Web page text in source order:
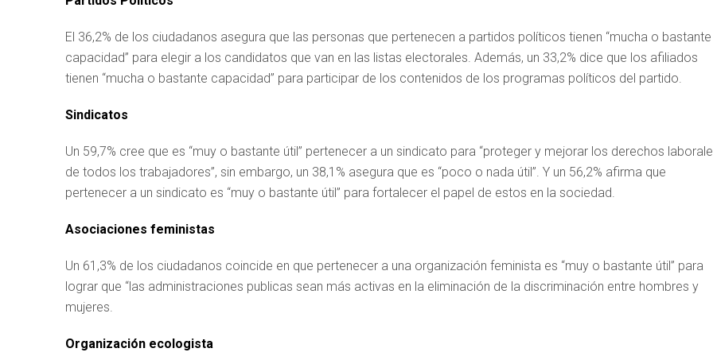
El 36,2% de los ciudadanos asegura que las personas que pertenecen a partidos políticos tienen “mucha o bastante
capacidad” para elegir a los candidatos que van en las listas electorales. Además, un 33,2% dice que los afiliados
tienen “mucha o bastante capacidad” para participar de los contenidos de los programas políticos del partido.
Sindicatos
Un 59,7% cree que es “muy o bastante útil” pertenecer a un sindicato para “proteger y mejorar los derechos
de todos los trabajadores”, sin embargo, un 38,1% asegura que es “poco o nada útil”. Y un 56,2% afirma que
pertenecer a un sindicato es “muy o bastante útil” para fortalecer el papel de estos en la sociedad.
Asociaciones feministas
Un 61,3% de los ciudadanos coincide en que pertenecer a una organización feminista es “muy o bastante útil” para
lograr que “las administraciones publicas sean más activas en la eliminación de la discriminación entre hombres y
mujeres.
Organización ecologista